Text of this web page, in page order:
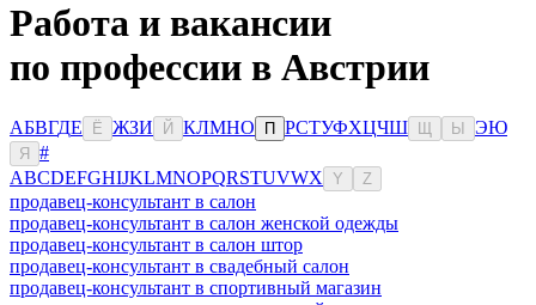
Работа и вакансии
по профессии в Австрии
АБВГДЕ Ё ЖЗИ Й КЛМНО П РСТУФХЦЧШ Ы ЭЮ
Я
#
ABCDEFGHIJKLMNOPQRSTUVWX Y Z
продавец-консультант в салон
продавец-консультант в салон женской одежды
продавец-консультант в салон штор
продавец-консультант в свадебный салон
продавец-консультант в спортивный магазин